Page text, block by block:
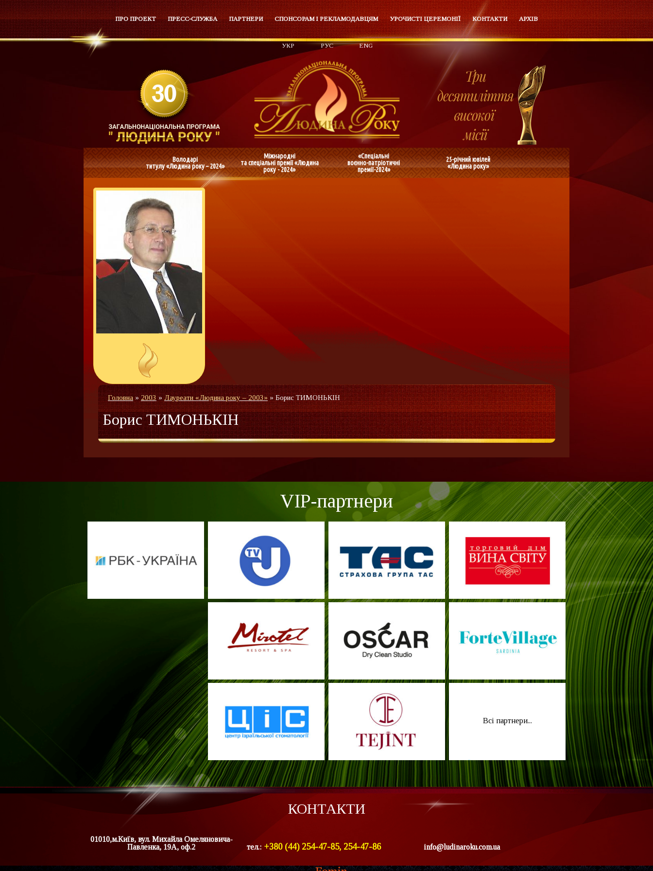
ПРО ПРОЕКТ ПРЕСС-СЛУЖБА ПАРТНЕРИ СПОНСОРАМ І РЕКЛАМОДАВЦЯМ УРОЧИСТІ ЦЕРЕМОНІЇ КОНТАКТИ АРХІВ
УКР РУС ENG
Володарі
титулу «Людина року – 2024»
Міжнародні
та спеціальні премії «Людина
року - 2024»
«Спеціальні
воєнно-патріотичні
премії-2024»
25-річний ювілей
«Людина року»
Головна» 2003 » Лауреати «Людина року – 2003» » Борис ТИМОНЬКІН
Борис ТИМОНЬКІН
VIP-партнери
Всі партнери...
КОНТАКТИ
01010,м.Київ, вул. Михайла Омеляновича-
Павленка, 19А, оф.2
тел.: +380 (44) 254-47-85, 254-47-86 info@ludinaroku.com.ua